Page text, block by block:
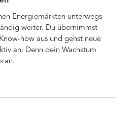
Energiemärkten unterwegs
weiter. Du übernimmst
how aus und gehst neue
an. Denn dein Wachstum